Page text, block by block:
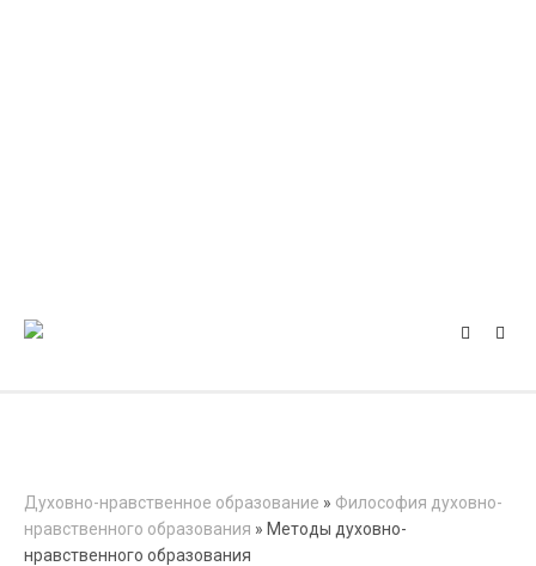
Духовно-нравственное образование » Философия духовно-
нравственного образования » Методы духовно-
нравственного образования